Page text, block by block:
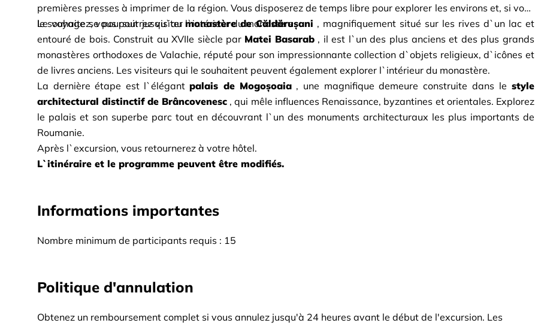
premières presses à imprimer de la région. Vous disposerez de temps libre pour explorer les environs et, si vous
le souhaitez, vous pourrez visiter l`intérieur du monastère.
Le voyage se poursuit jusqu`au monastère de Căldărușani , magnifiquement situé sur les rives d`un lac et
entouré de bois. Construit au XVIIe siècle par Matei Basarab , il est l`un des plus anciens et des plus grands
monastères orthodoxes de Valachie, réputé pour son impressionnante collection d`objets religieux, d`icônes et
de livres anciens. Les visiteurs qui le souhaitent peuvent également explorer l`intérieur du monastère.
La dernière étape est l`élégant palais de Mogoșoaia , une magnifique demeure construite dans le style
architectural distinctif de Brâncovenesc , qui mêle influences Renaissance, byzantines et orientales. Explorez
le palais et son superbe parc tout en découvrant l`un des monuments architecturaux les plus importants de
Roumanie.
Après l`excursion, vous retournerez à votre hôtel.
L`itinéraire et le programme peuvent être modifiés.
Informations importantes
Nombre minimum de participants requis : 15
Politique d'annulation
Obtenez un remboursement complet si vous annulez jusqu'à 24 heures avant le début de l'excursion. Les